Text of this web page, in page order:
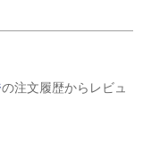
の注文履歴からレビュ